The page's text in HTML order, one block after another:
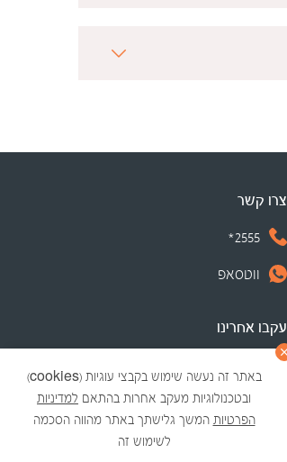
צרו קשר
2555*
ווטסאפ
עקבו אחרינו
באתר זה נעשה שימוש בקבצי עוגיות (cookies)
ובטכנולוגיות מעקב אחרות בהתאם למדיניות
הפרטיות המשך גלישתך באתר מהווה הסכמה
לשימוש זה